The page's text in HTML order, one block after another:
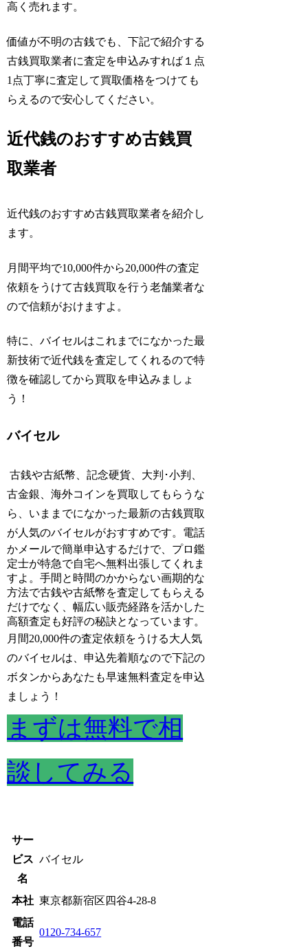
高く売れます。
価値が不明の古銭でも、下記で紹介する
古銭買取業者に査定を申込みすれば１点
1点丁寧に査定して買取価格をつけても
らえるので安心してください。
近代銭のおすすめ古銭買
取業者
近代銭のおすすめ古銭買取業者を紹介し
ます。
月間平均で10,000件から20,000件の査定
依頼をうけて古銭買取を行う老舗業者な
ので信頼がおけますよ。
特に、バイセルはこれまでになかった最
新技術で近代銭を査定してくれるので特
徴を確認してから買取を申込みましょ
う！
バイセル
古銭や古紙幣、記念硬貨、大判･小判、
古金銀、海外コインを買取してもらうな
ら、いままでになかった最新の古銭買取
が人気のバイセルがおすすめです。 電話
かメールで簡単申込するだけで、プロ鑑
定士が特急で自宅へ無料出張してくれま
すよ。手間と時間のかからない画期的な
方法で古銭や古紙幣を査定してもらえる
だけでなく、幅広い販売経路を活かした
高額査定も好評の秘訣となっています。
月間20,000件の査定依頼をうける大人気
のバイセルは、申込先着順なので下記の
ボタンからあなたも早速無料査定を申込
ましょう！
まずは無料で相
談してみる
サー
ビス
名
バイセル
本社 東京都新宿区四谷4-28-8
電話
番号
0120-734-657